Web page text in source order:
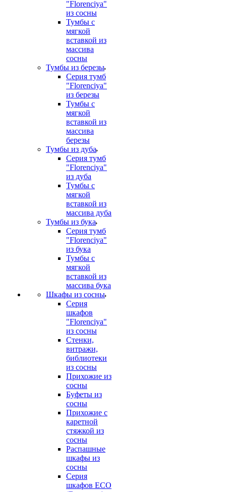
"Florenciya"
из сосны
Тумбы с
мягкой
вставкой из
массива
сосны
Тумбы из березы
Серия тумб
"Florenciya"
из березы
Тумбы с
мягкой
вставкой из
массива
березы
Тумбы из дуба
Серия тумб
"Florenciya"
из дуба
Тумбы с
мягкой
вставкой из
массива дуба
Тумбы из бука
Серия тумб
"Florenciya"
из бука
Тумбы с
мягкой
вставкой из
массива бука
Шкафы из сосны
Серия
шкафов
"Florenciya"
из сосны
Стенки,
витражи,
библиотеки
из сосны
Прихожие из
сосны
Буфеты из
сосны
Прихожие с
каретной
стяжкой из
сосны
Распашные
шкафы из
сосны
Серия
шкафов ECO